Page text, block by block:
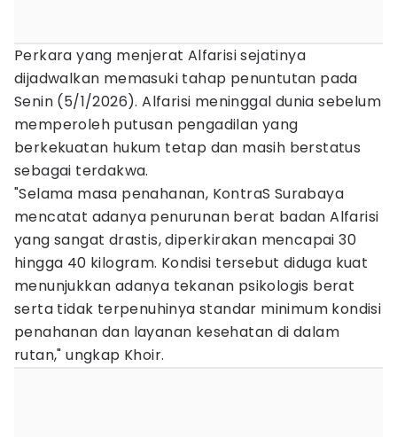
Perkara yang menjerat Alfarisi sejatinya
dijadwalkan memasuki tahap penuntutan pada
Senin (5/1/2026). Alfarisi meninggal dunia sebelum
memperoleh putusan pengadilan yang
berkekuatan hukum tetap dan masih berstatus
sebagai terdakwa.
"Selama masa penahanan, KontraS Surabaya
mencatat adanya penurunan berat badan Alfarisi
yang sangat drastis, diperkirakan mencapai 30
hingga 40 kilogram. Kondisi tersebut diduga kuat
menunjukkan adanya tekanan psikologis berat
serta tidak terpenuhinya standar minimum kondisi
penahanan dan layanan kesehatan di dalam
rutan," ungkap Khoir.